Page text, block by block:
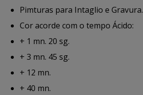
Pimturas para Intaglio e Gravura.
Cor acorde com o tempo Ácido:
+ 1 mn. 20 sg.
+ 3 mn. 45 sg.
+ 12 mn.
+ 40 mn.